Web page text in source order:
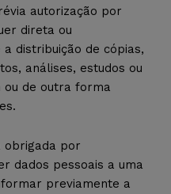
autorização por
direta ou
distribuição de cópias,
análises, estudos ou
ou de outra forma
obrigada por
dados pessoais a uma
previamente a